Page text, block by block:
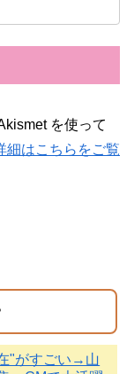
を使って
細はこちらをご覧
"がすごい→山